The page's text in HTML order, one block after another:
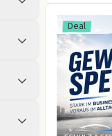
Deal